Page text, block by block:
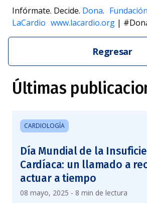
Infórmate. Decide. Dona.
LaCardio www.lacardio.org |
Regresar
Últimas
CARDIOLOGÍA
Día Mundial de la
Cardíaca: un llamado a
actuar a tiempo
08 mayo, 2025 - 8 min de lectura